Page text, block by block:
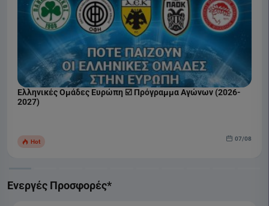
Ελληνικές Ομάδες Ευρώπη ☑️ Πρόγραμμα Αγώνων (2026-
2027)
Hot 07/08
Ενεργές Προσφορές*